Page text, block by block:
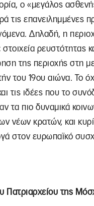
ο «μεγάλος
τις επανειλημμένες
Δηλαδή, η
ρευστότητας
της περιοχής στη
του 19ου αιώνα. Το
τις ιδέες που το
τα πιο δυναμικά
νέων κρατών, και
στον ευρωπαϊκό
Πατριαρχείου της